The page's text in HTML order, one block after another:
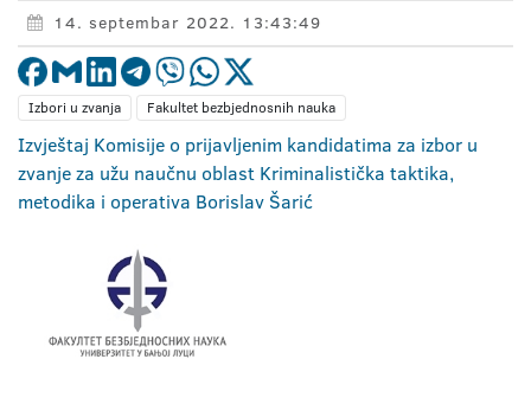
14. septembar 2022. 13:43:49
Izbori u zvanja Fakultet bezbjednosnih nauka
Izvještaj Komisije o prijavljenim kandidatima za izbor u
zvanje za užu naučnu oblast Kriminalistička taktika,
metodika i operativa Borislav Šarić